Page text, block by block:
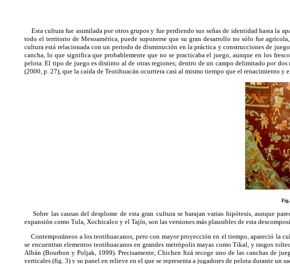
Esta cultura fue asimilada por otros grupos y fue perdiendo sus señas de identidad hasta la
todo el territorio de Mesoamérica, puede suponerse que su gran desarrollo no sólo fue
cultura está relacionada con un periodo de disminución en la práctica y construcciones de
cancha, lo que significa que probablemente que no se practicaba el juego, aunque en los
pelota. El tipo de juego es distinto al de otras regiones; dentro de un campo delimitado por
(2000, p. 27), que la caída de Teotihuacán ocurriera casi al mismo tiempo que el renacimiento y
Sobre las causas del desplome de esta gran cultura se barajan varias hipótesis, aunque
expansión como Tula, Xochicalco y el Tajín, son las versiones más plausibles de esta
Contemporáneos a los teotihuacanos, pero con mayor proyección en el tiempo, apareció la
se encuentran elementos teotihuacanos en grandes metrópolis mayas como Tikal, y rasgos
Albán (Bourbon y Poljak, 1999). Precisamente, Chichen Itzá recoge uno de las canchas de
verticales (fig. 3) y su panel en relieve en el que se representa a jugadores de pelota durante un